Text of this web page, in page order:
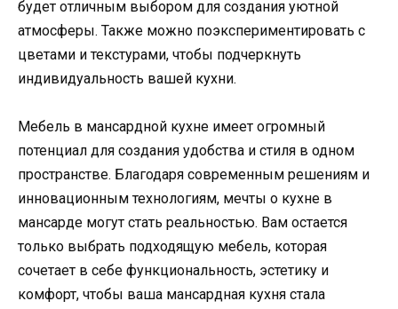
будет отличным выбором для создания уютной
атмосферы. Также можно поэкспериментировать с
цветами и текстурами, чтобы подчеркнуть
индивидуальность вашей кухни.
Мебель в мансардной кухне имеет огромный
потенциал для создания удобства и стиля в одном
пространстве. Благодаря современным решениям и
инновационным технологиям, мечты о кухне в
мансарде могут стать реальностью. Вам остается
только выбрать подходящую мебель, которая
сочетает в себе функциональность, эстетику и
комфорт, чтобы ваша мансардная кухня стала